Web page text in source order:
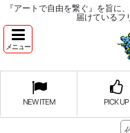
『アートで自由を繋ぐ』を旨に
届けているフ
メニュー
NEW ITEM PICK UP